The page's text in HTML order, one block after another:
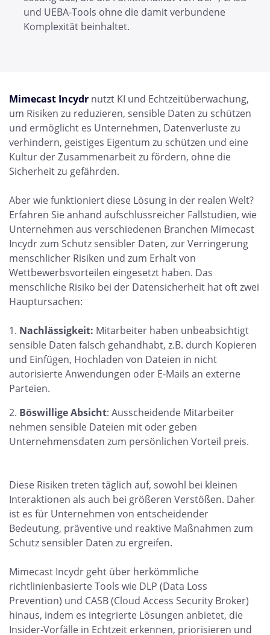
und UEBA-Tools ohne die damit verbundene
Komplexität beinhaltet.
Mimecast Incydr nutzt KI und Echtzeitüberwachung,
um Risiken zu reduzieren, sensible Daten zu schützen
und ermöglicht es Unternehmen, Datenverluste zu
verhindern, geistiges Eigentum zu schützen und eine
Kultur der Zusammenarbeit zu fördern, ohne die
Sicherheit zu gefährden.
Aber wie funktioniert diese Lösung in der realen Welt?
Erfahren Sie anhand aufschlussreicher Fallstudien, wie
Unternehmen aus verschiedenen Branchen Mimecast
Incydr zum Schutz sensibler Daten, zur Verringerung
menschlicher Risiken und zum Erhalt von
Wettbewerbsvorteilen eingesetzt haben. Das
menschliche Risiko bei der Datensicherheit hat oft zwei
Hauptursachen:
Nachlässigkeit: Mitarbeiter haben unbeabsichtigt
sensible Daten falsch gehandhabt, z.B. durch Kopieren
und Einfügen, Hochladen von Dateien in nicht
autorisierte Anwendungen oder E-Mails an externe
Parteien.
Böswillige Absicht: Ausscheidende Mitarbeiter
nehmen sensible Dateien mit oder geben
Unternehmensdaten zum persönlichen Vorteil preis.
Diese Risiken treten täglich auf, sowohl bei kleinen
Interaktionen als auch bei größeren Verstößen. Daher
ist es für Unternehmen von entscheidender
Bedeutung, präventive und reaktive Maßnahmen zum
Schutz sensibler Daten zu ergreifen.
Mimecast Incydr geht über herkömmliche
richtlinienbasierte Tools wie DLP (Data Loss
Prevention) und CASB (Cloud Access Security Broker)
hinaus, indem es integrierte Lösungen anbietet, die
Insider-Vorfälle in Echtzeit erkennen, priorisieren und